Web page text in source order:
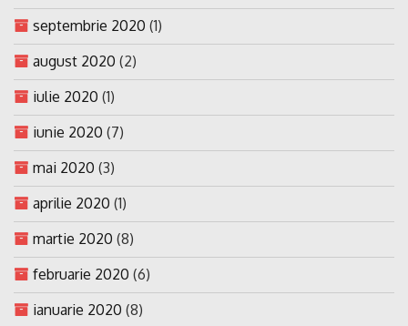
septembrie 2020 (1)
august 2020 (2)
iulie 2020 (1)
iunie 2020 (7)
mai 2020 (3)
aprilie 2020 (1)
martie 2020 (8)
februarie 2020 (6)
ianuarie 2020 (8)